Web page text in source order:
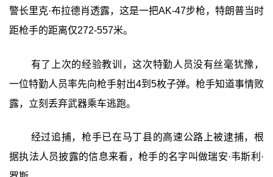
警长里克·布拉德肖透露，这是一把AK-47步枪，特朗普当时
距枪手的距离仅272-557米。
有了上次的经验教训，这次特勤人员没有丝毫犹豫，
一位特勤人员率先向枪手射出4到5枚子弹。枪手知道事情败
露，立刻丢弃武器乘车逃跑。
经过追捕，枪手已在马丁县的高速公路上被逮捕，根
据执法人员披露的信息来看，枪手的名字叫做瑞安·韦斯利·